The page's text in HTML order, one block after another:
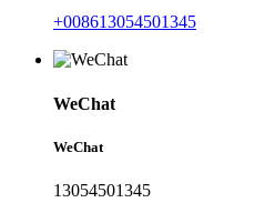
+008613054501345
WeChat
WeChat
13054501345